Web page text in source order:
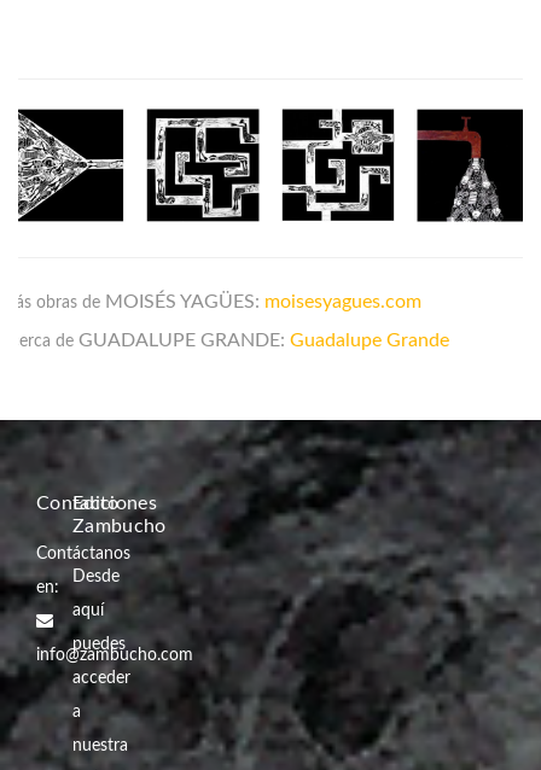
Más obras de MOISÉS YAGÜES: moisesyagues.com
Acerca de GUADALUPE GRANDE: Guadalupe Grande
Contacto
Contáctanos
en:
info@zambucho.com
Ediciones
Zambucho
Desde
aquí
puedes
acceder
a
nuestra